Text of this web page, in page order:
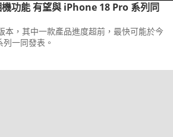
功能 有望與 iPhone 18 Pro 系列同
本，其中一款產品進度超前，最快可能於今
一同發表。